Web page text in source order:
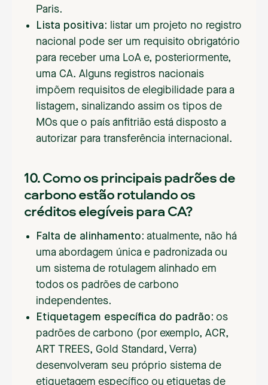
Paris.
Lista positiva: listar um projeto no registro
nacional pode ser um requisito obrigatório
para receber uma LoA e, posteriormente,
uma CA. Alguns registros nacionais
impõem requisitos de elegibilidade para a
listagem, sinalizando assim os tipos de
MOs que o país anfitrião está disposto a
autorizar para transferência internacional.
10. Como os principais padrões de
carbono estão rotulando os
créditos elegíveis para CA?
Falta de alinhamento: atualmente, não há
uma abordagem única e padronizada ou
um sistema de rotulagem alinhado em
todos os padrões de carbono
independentes.
Etiquetagem específica do padrão: os
padrões de carbono (por exemplo, ACR,
ART TREES, Gold Standard, Verra)
desenvolveram seu próprio sistema de
etiquetagem específico ou etiquetas de